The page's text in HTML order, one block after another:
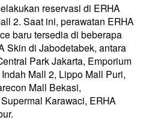
reservasi di ERHA
2. Saat ini, perawatan ERHA
baru tersedia di beberapa
Skin di Jabodetabek, antara
Park Jakarta, Emporium
Mall 2, Lippo Mall Puri,
Mall Bekasi,
Karawaci, ERHA